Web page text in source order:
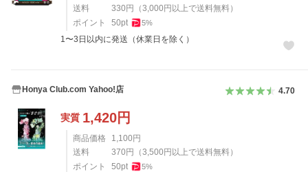
送料
330 円 （3,000 円以上で送料無料）
ポイント
50pt 5%
1〜3日以内に発送（休業日を除く）
Honya Club.com Yahoo!店 4.70
実質 1,420円
商品価格 1,100 円
送料
370 円 （3,500 円以上で送料無料）
ポイント
50pt 5%